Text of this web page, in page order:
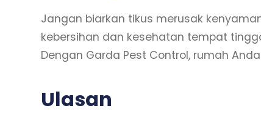
Jangan biarkan tikus merusak
kebersihan dan kesehatan tempat
Dengan Garda Pest Control, rumah
Ulasan